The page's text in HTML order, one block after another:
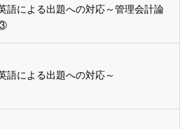
語による出題への対応～管理会計論
語による出題への対応～